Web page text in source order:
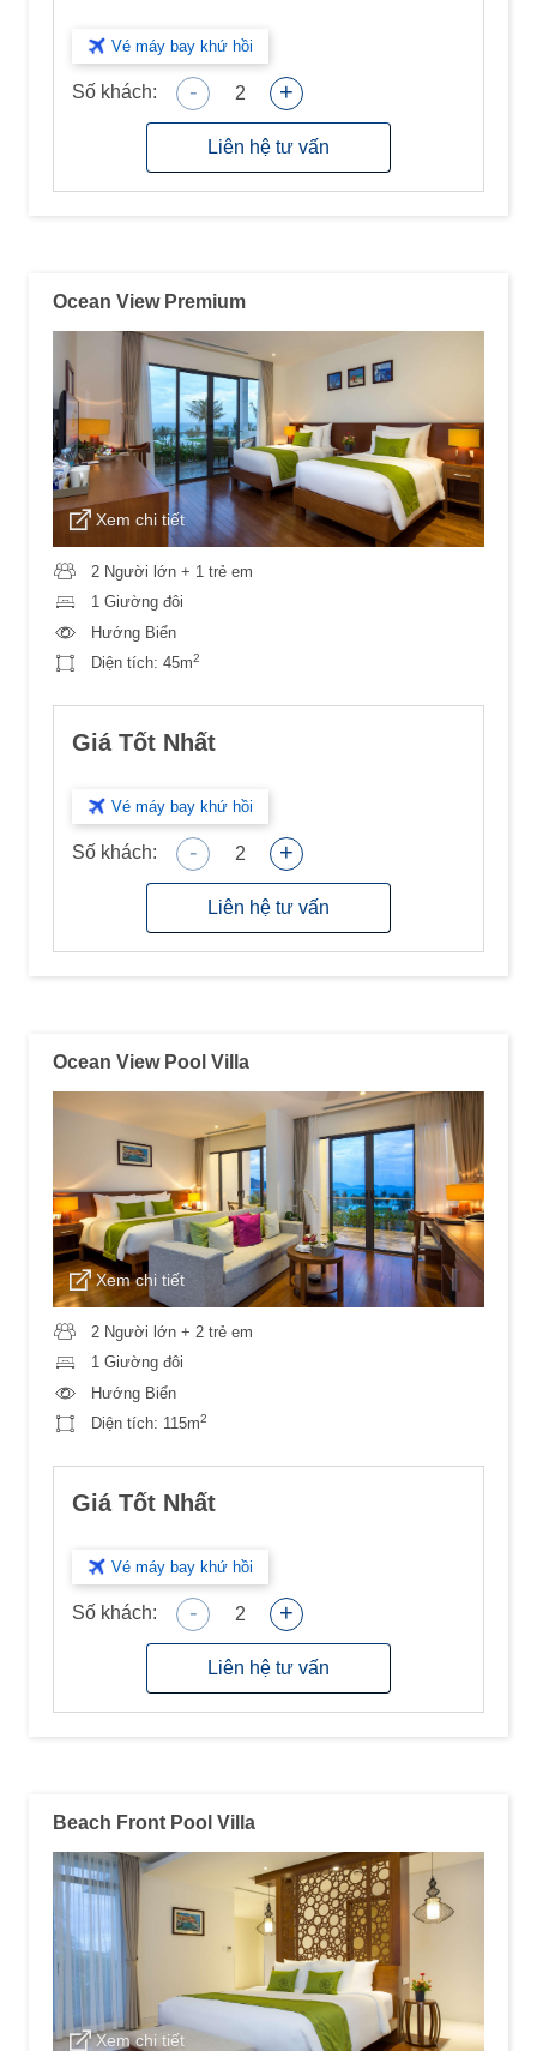
Vé máy bay khứ hồi
Số khách: - 2 +
Liên hệ tư vấn
Ocean View Premium
Xem chi tiết
2 Người lớn + 1 trẻ em
1 Giường đôi
Hướng Biển
Diện tích: 45m2
Giá Tốt Nhất
Vé máy bay khứ hồi
Số khách: - 2 +
Liên hệ tư vấn
Ocean View Pool Villa
Xem chi tiết
2 Người lớn + 2 trẻ em
1 Giường đôi
Hướng Biển
Diện tích: 115m2
Giá Tốt Nhất
Vé máy bay khứ hồi
Số khách: - 2 +
Liên hệ tư vấn
Beach Front Pool Villa
Xem chi tiết